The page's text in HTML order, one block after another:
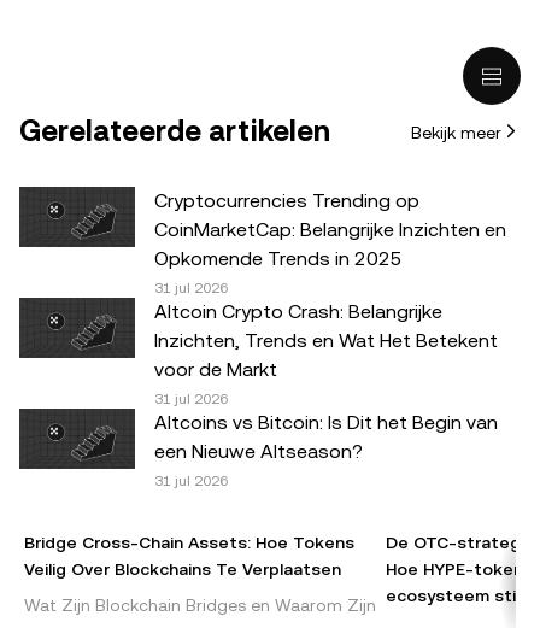
fiscaal advies. Het bezit van digitale bezittingen of crypto,
waaronder stablecoins, brengt een hoog risico met zich
mee en de waarde ervan kan sterk fluctueren. Overweeg
zorgvuldig of het, aan de hand van je financiële situatie,
verhandelen of te bezitten. Raadpleeg je juridische, fiscale
of beleggingsadviseur als je vragen hebt over je
specifieke situatie. De informatie in dit bericht (inclusief
eventuele marktgegevens en statistieken) is uitsluitend
bedoeld als algemene informatie. Hoewel alle redelijke
zorg is besteed aan het voorbereiden van deze gegevens
en grafieken, aanvaarden wij geen verantwoordelijkheid of
aansprakelijkheid voor eventuele feitelijke fouten of
omissies hierin.
fragmenten van maximaal 100 woorden te gebruiken,
distributie van het volledige artikel dient duidelijk te
Gerelateerde artikelen Bekijk meer
Cryptocurrencies Trending op
CoinMarketCap: Belangrijke Inzichten en
Opkomende Trends in 2025
31 jul 2026
Altcoin Crypto Crash: Belangrijke
Inzichten, Trends en Wat Het Betekent
voor de Markt
31 jul 2026
Altcoins vs Bitcoin: Is Dit het Begin van
een Nieuwe Altseason?
31 jul 2026
Bridge Cross-Chain Assets: Hoe Tokens
Veilig Over Blockchains Te Verplaatsen
Wat Zijn Blockchain Bridges en Waarom Zijn
De OTC-strategie
Hoe HYPE-
ecosysteem